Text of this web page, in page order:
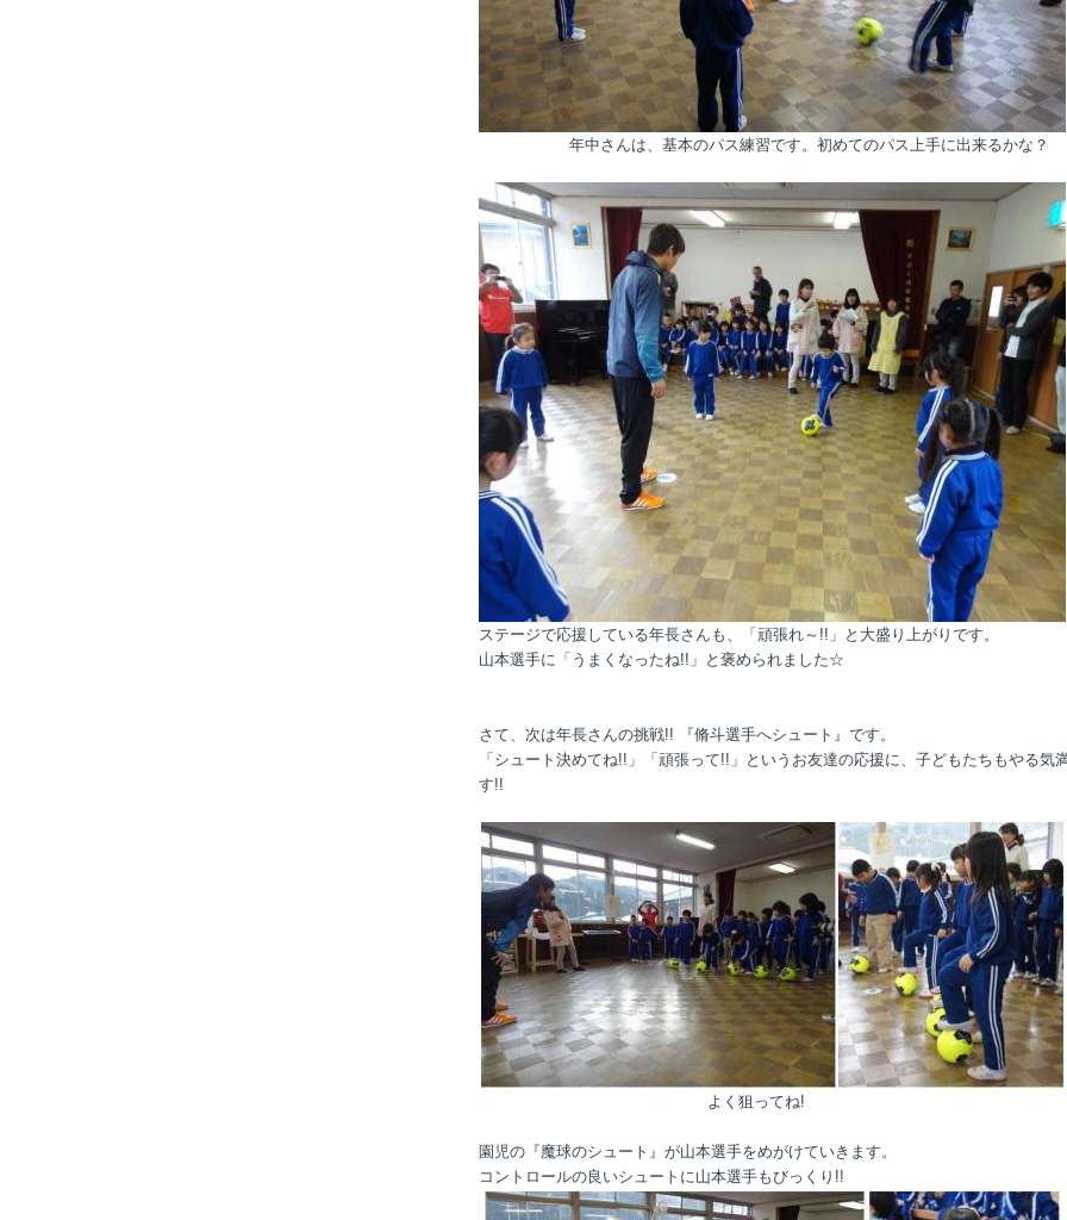
年中さんは、基本のパス練習です。初めてのパス上手に出来るかな？
ステージで応援している年長さんも、「頑張れ～!!」と大盛り上がりです。
山本選手に「うまくなったね!!」と褒められました☆
さて、次は年長さんの挑戦!! 『脩斗選手へシュート』です。
「シュート決めてね!!」「頑張って!!」というお友達の応援に、子どもたちもやる気
す!!
よく狙ってね!
園児の『魔球のシュート』が山本選手をめがけていきます。
コントロールの良いシュートに山本選手もびっくり!!